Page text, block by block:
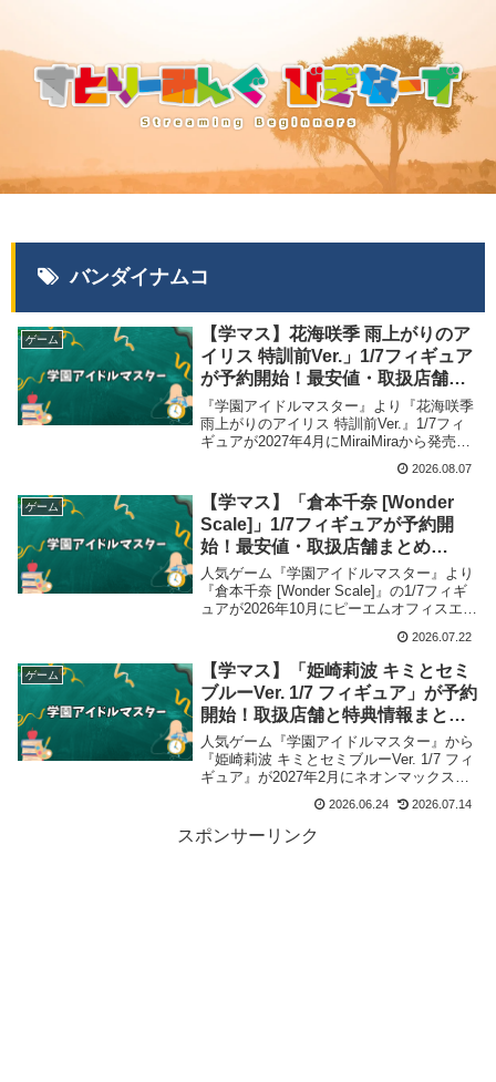
バンダイナムコ
ゲーム
【学マス】花海咲季 雨上がりのア
イリス 特訓前Ver.」1/7フィギュア
が予約開始！最安値・取扱店舗ま
とめ【2027年4月発売】
『学園アイドルマスター』より『花海咲季
雨上がりのアイリス 特訓前Ver.』1/7フィ
ギュアが2027年4月にMiraiMiraから発売が
は取扱店舗・最安値など商品情報をまとめ
ました。
2026.08.07
ゲーム
【学マス】「倉本千奈 [Wonder
Scale]」1/7フィギュアが予約開
始！最安値・取扱店舗まとめ
【2026年10月発売】
人気ゲーム『学園アイドルマスター』より
『倉本千奈 [Wonder Scale]』の1/7フィギ
ュアが2026年10月にピーエムオフィスエー
た。当記事では取扱店舗・最安値・特典情
報など商品情報をまとめました。
2026.07.22
ゲーム
【学マス】「姫崎莉波 キミとセミ
ブルーVer. 1/7 フィギュア」が予約
開始！取扱店舗と特典情報まとめ
【2027年2月発売】
人気ゲーム『学園アイドルマスター』から
『姫崎莉波 キミとセミブルーVer. 1/7 フィ
ギュア』が2027年2月にネオンマックスか
当記事では取扱店舗や最安値など情報をま
とめました。
2026.06.24 2026.07.14
スポンサーリンク